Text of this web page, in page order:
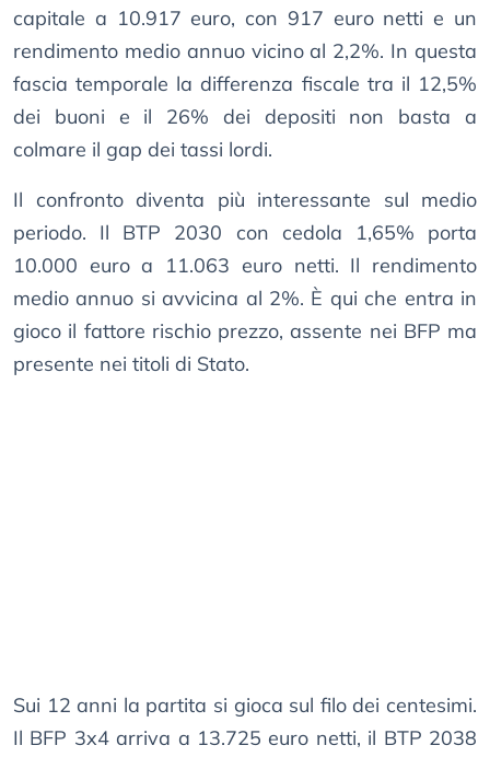
capitale a 10.917 euro, con 917 euro netti e un
rendimento medio annuo vicino al 2,2%. In questa
fascia temporale la differenza fiscale tra il 12,5%
dei buoni e il 26% dei depositi non basta a
colmare il gap dei tassi lordi.
Il confronto diventa più interessante sul medio
periodo. Il BTP 2030 con cedola 1,65% porta
10.000 euro a 11.063 euro netti. Il rendimento
medio annuo si avvicina al 2%. È qui che entra in
gioco il fattore rischio prezzo, assente nei BFP ma
presente nei titoli di Stato.
Sui 12 anni la partita si gioca sul filo dei centesimi.
Il BFP 3x4 arriva a 13.725 euro netti, il BTP 2038